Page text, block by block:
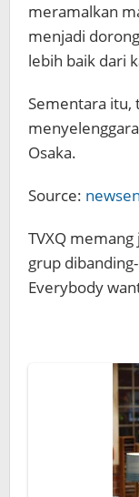
meramalkan
menjadi
lebih baik dari
Sementara itu,
Osaka.
Source: newsen
TVXQ
grup
Everybody